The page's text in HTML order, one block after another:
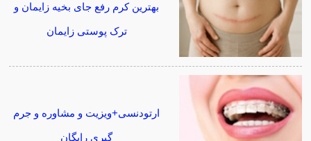
بهترین کرم رفع جای بخیه زایمان و
ترک پوستی زایمان
ارتودنسی+ویزیت و مشاوره و جرم
گیری رایگان